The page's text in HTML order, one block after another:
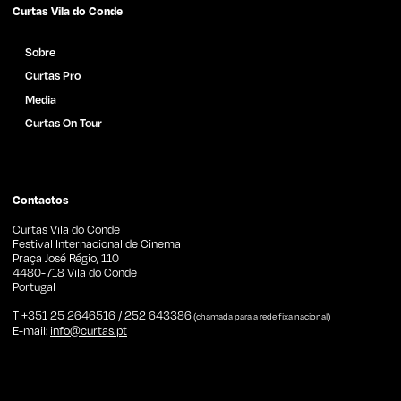
Curtas Vila do Conde
Sobre
Curtas Pro
Media
Catálogo de Filmes
Curtas On Tour
Contactos
Curtas Vila do Conde
Festival Internacional de Cinema
Praça José Régio, 110
4480-718 Vila do Conde
Portugal
T +351 25 2646516 / 252 643386(chamada para a rede fixa nacional)
E-mail: info@curtas.pt